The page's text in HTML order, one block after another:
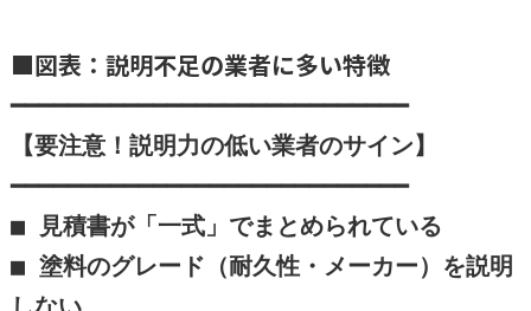
■図表：説明不足の業者に多い特徴
━━━━━━━━━━━━━━━━━━━━━━━━━━━━
【要注意！説明力の低い業者のサイン】
━━━━━━━━━━━━━━━━━━━━━━━━━━━━
■ 見積書が「一式」でまとめられている
■ 塗料のグレード（耐久性・メーカー）を説明